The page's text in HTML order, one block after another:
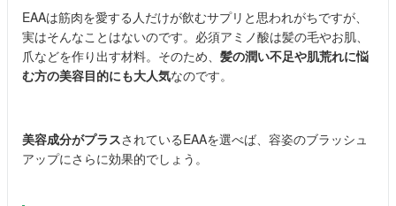
EAAは筋肉を愛する人だけが飲むサプリと思われがちですが、
実はそんなことはないのです。必須アミノ酸は髪の毛やお肌、
爪などを作り出す材料。そのため、 髪の潤い不足や肌荒れに悩
む方の美容目的にも大人気なのです。
美容成分がプラスされているEAAを選べば、容姿のブラッシュ
アップにさらに効果的でしょう。